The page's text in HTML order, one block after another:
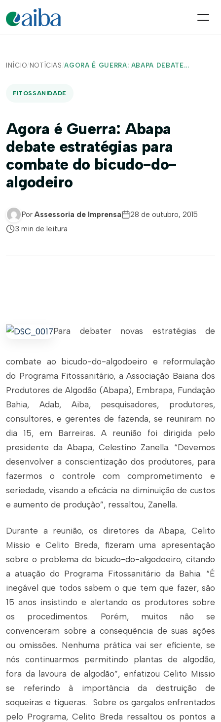
INÍCIO/ NOTÍCIAS /AGORA É GUERRA: ABAPA DEBATE...
FITOSSANIDADE
Agora é Guerra: Abapa
debate estratégias para
combate do bicudo-do-
algodeiro
Por Assessoria de Imprensa
28 de outubro, 2015
3 min de leitura
Para debater novas estratégias de
combate ao bicudo-do-algodoeiro e reformulação
do Programa Fitossanitário, a Associação Baiana dos
Produtores de Algodão (Abapa), Embrapa, Fundação
Bahia, Adab, Aiba, pesquisadores, produtores,
consultores, e gerentes de fazenda, se reuniram no
dia 15, em Barreiras. A reunião foi dirigida pelo
presidente da Abapa, Celestino Zanella. “Devemos
desenvolver a conscientização dos produtores, para
fazermos o controle com comprometimento e
seriedade, visando a eficácia na diminuição de custos
e aumento de produção”, ressaltou, Zanella.
Durante a reunião, os diretores da Abapa, Celito
Missio e Celito Breda, fizeram uma apresentação
sobre o problema do bicudo-do-algodoeiro, citando
a atuação do Programa Fitossanitário da Bahia. “É
inegável que todos sabem o que tem que fazer, são
15 anos insistindo e alertando os produtores sobre
os procedimentos. Porém, muitos não se
convenceram sobre a consequência de suas ações
ou omissões. Nenhuma prática vai ser eficiente, se
nós continuarmos permitindo plantas de algodão,
fora da lavoura de algodão”, enfatizou Celito Missio
se referindo à importância da destruição de
soqueiras e tigueras. Sobre os gargalos enfrentados
pelo Programa, Celito Breda ressaltou os pontos a